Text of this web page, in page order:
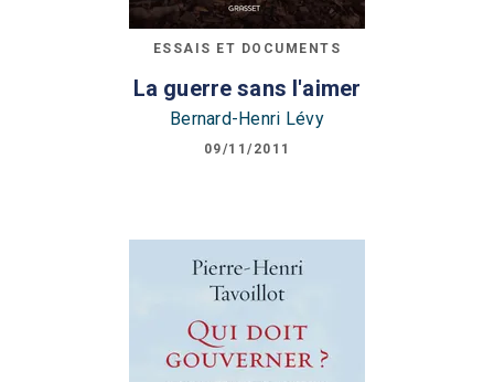
ESSAIS ET DOCUMENTS
La guerre sans l'aimer
Bernard-Henri Lévy
09/11/2011